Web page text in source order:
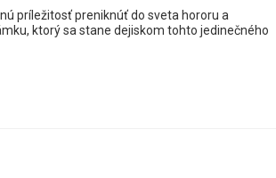
príležitosť preniknúť do sveta hororu a
ktorý sa stane dejiskom tohto jedinečného